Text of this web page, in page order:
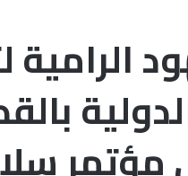
الرامية
مؤتمر